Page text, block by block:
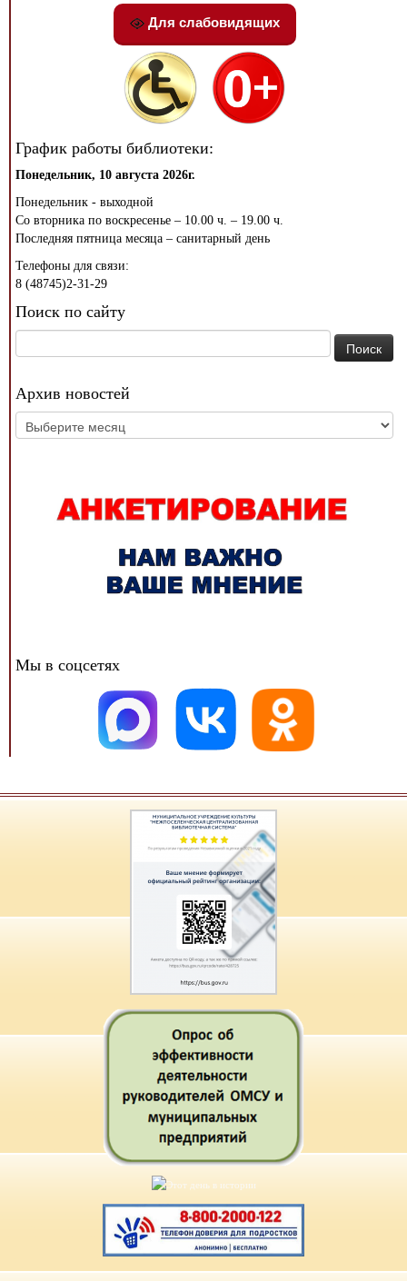
Для слабовидящих
График работы библиотеки:
Понедельник, 10 августа 2026г.
Понедельник - выходной
Со вторника по воскресенье – 10.00 ч. – 19.00 ч.
Последняя пятница месяца – санитарный день
Телефоны для связи:
8 (48745)2-31-29
Поиск по сайту
Архив новостей
Архив
новостей
Мы в соцсетях